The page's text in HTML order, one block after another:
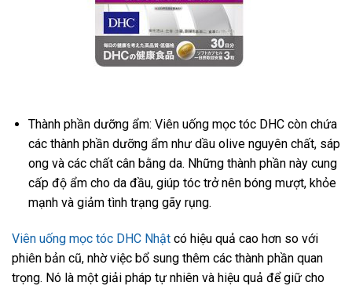
Thành phần dưỡng ẩm: Viên uống mọc tóc DHC còn chứa
các thành phần dưỡng ẩm như dầu olive nguyên chất, sáp
ong và các chất cân bằng da. Những thành phần này cung
cấp độ ẩm cho da đầu, giúp tóc trở nên bóng mượt, khỏe
mạnh và giảm tình trạng gãy rụng.
Viên uống mọc tóc DHC Nhật có hiệu quả cao hơn so với
phiên bản cũ, nhờ việc bổ sung thêm các thành phần quan
trọng. Nó là một giải pháp tự nhiên và hiệu quả để giữ cho